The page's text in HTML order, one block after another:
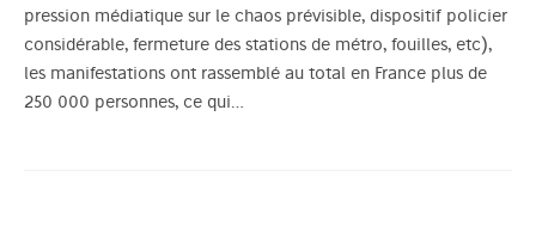
pression médiatique sur le chaos prévisible, dispositif policier
considérable, fermeture des stations de métro, fouilles, etc),
les manifestations ont rassemblé au total en France plus de
250 000 personnes, ce qui…